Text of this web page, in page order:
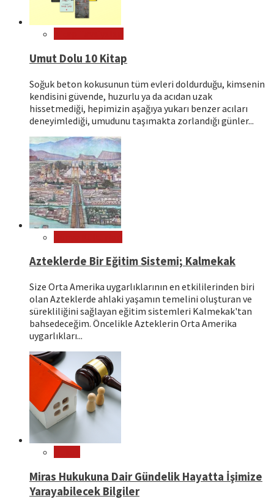
Umut Dolu 10 Kitap
Soğuk beton kokusunun tüm evleri doldurduğu, kimsenin
kendisini güvende, huzurlu ya da acıdan uzak
hissetmediği, hepimizin aşağıya yukarı benzer acıları
deneyimlediği, umudunu taşımakta zorlandığı günler...
Azteklerde Bir Eğitim Sistemi; Kalmekak
Size Orta Amerika uygarlıklarının en etkililerinden biri
olan Azteklerde ahlaki yaşamın temelini oluşturan ve
sürekliliğini sağlayan eğitim sistemleri Kalmekak'tan
bahsedeceğim. Öncelikle Azteklerin Orta Amerika
uygarlıkları...
Miras Hukukuna Dair Gündelik Hayatta İşimize
Yarayabilecek Bilgiler